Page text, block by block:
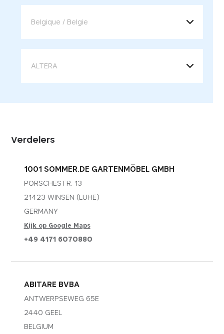
Verdelers
1001 SOMMER.DE GARTENMÖBEL GMBH
PORSCHESTR. 13
21423 WINSEN (LUHE)
GERMANY
Kijk op Google Maps
+49 4171 6070880
ABITARE BVBA
ANTWERPSEWEG 65E
2440 GEEL
BELGIUM